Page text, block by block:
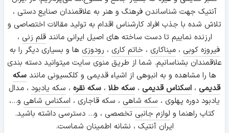
آنتیک جهت شناساندن فرهنگ و هنر به علاقمندان صنایع دستی ،
تلاش شده با جذب افراد کارشناس اقدام به تولید مقالات اختصاصی و
ارزنده نماییم تا دست ساخته های اصیل ایرانی مانندقلم زنی ،
فیروزه کوبی ،میناکاری ، خاتم کاری ، رودوزی ها و بسیاری دیگر را به
علاقمندان بشناسانیم. شما از طریق منوی سایت میتوانید دسته بندی
ها را مشاهده و به انبوهی از اشیاء قدیمی و کلکسیونی مانند سکه
قدیمی ، اسکناس قدیمی ، سکه طلا ، سکه نقره ، سکه یادبود ، مدال
یادبود دوره پهلوی ، سکه شاهی ، سکه قاجاری ، اسکناس شاهی و...،
کتاب راهنما و لوازم جانبی تخصصی ، و... دسترسی داشته باشید.
ایران آنتیک ، نشانه اطمینان شماست.